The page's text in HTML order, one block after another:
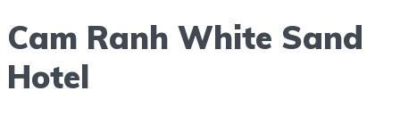
Cam Ranh White Sand
Hotel